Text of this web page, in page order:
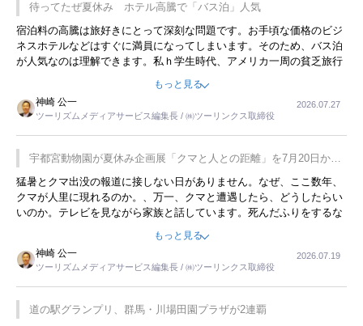
待ってたぜ夏休み ホテル高騰で「バス泊」人気
宿泊料の高騰は旅好きにとって深刻な問題です。お手頃な価格のビジ
ネスホテルなどはすぐに満員になってしまいます。そのため、バス泊
が人気なのは理解できます。私ｈ学生時代、アメリカ一周の貧乏旅行
をした時は、移動はグレイハウンドバスでした。夕方から夜の便を利
用してホテル代を浮かせていました。ただし、若いからできたことで
す。若い人が夜行バスで京都に行った、青森に行ったと聞くと、疲れ
が残らないのかなと思ってしまいます。
もっと見る
神崎 公一
ツーリズムメディアサービス編集長 / ㈱ツーリンクス取締役
2026.07.27
宇都宮動物園が夏休み企画展「クマと人との距離」を7月20日から
開催
猛暑とクマ出没の報道に接しない日がありません。なぜ、ここ数年、
クマが人里に現れるのか。、万一、クマと遭遇したら、どうしたらい
いのか。テレビを見ながら家族と話しています。死んだふりをするな
んてことは、冗談でもいえません。そんな中で、この企画展はタイム
もっと見る
神崎 公一
ツーリズムメディアサービス編集長 / ㈱ツーリンクス取締役
2026.07.19
道の駅グランプリ、群馬・川場田園プラザが2連覇